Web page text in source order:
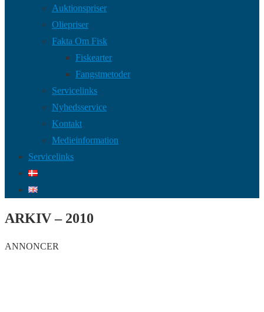
Auktionspriser
Oliepriser
Fakta Om Fisk
Fiskearter
Fangstmetoder
Servicelinks
Nyhedsservice
Kontakt
Medieinformation
Servicelinks
ARKIV – 2010
ANNONCER